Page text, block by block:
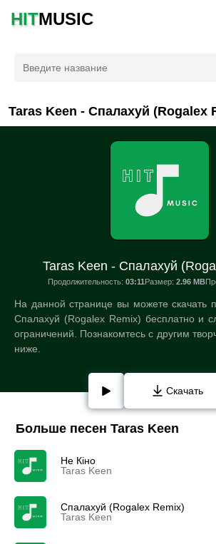
HITMUSIC
Taras Keen - Спалахуй (Rogalex
Taras Keen - Спалахуй
Продолжительность: 03:11Размер: 2.96 MB
На данной странице вы можете скачать
Спалахуй (Rogalex Remix) бесплатно и
ограничений. Познакомтесь с другим
ниже.
Скачать
Больше песен Taras Keen
Не Кіно
Taras Keen
Спалахуй (Rogalex Remix)
Taras Keen